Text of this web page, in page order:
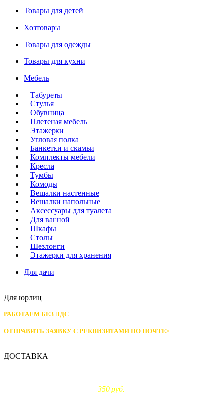
Товары для детей
Хозтовары
Товары для одежды
Товары для кухни
Мебель
Табуреты
Стулья
Обувница
Плетеная мебель
Этажерки
Угловая полка
Банкетки и скамьи
Комплекты мебели
Кресла
Тумбы
Комоды
Вешалки настенные
Вешалки напольные
Аксессуары для туалета
Для ванной
Шкафы
Столы
Шезлонги
Этажерки для хранения
Для дачи
Для юрлиц
РАБОТАЕМ БЕЗ НДС
ОТПРАВИТЬ ЗАЯВКУ С РЕКВИЗИТАМИ ПО ПОЧТЕ>
ДОСТАВКА
350 руб.